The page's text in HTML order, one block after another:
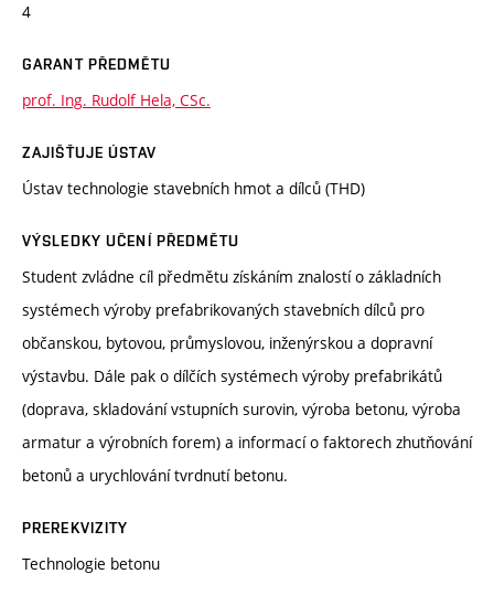
4
GARANT PŘEDMĚTU
prof. Ing. Rudolf Hela, CSc.
ZAJIŠŤUJE ÚSTAV
Ústav technologie stavebních hmot a dílců (THD)
VÝSLEDKY UČENÍ PŘEDMĚTU
Student zvládne cíl předmětu získáním znalostí o základních
systémech výroby prefabrikovaných stavebních dílců pro
občanskou, bytovou, průmyslovou, inženýrskou a dopravní
výstavbu. Dále pak o dílčích systémech výroby prefabrikátů
(doprava, skladování vstupních surovin, výroba betonu, výroba
armatur a výrobních forem) a informací o faktorech zhutňování
betonů a urychlování tvrdnutí betonu.
PREREKVIZITY
Technologie betonu